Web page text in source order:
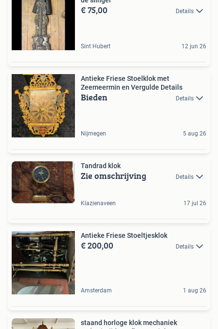
€ 75,00 Details
Sint Hubert 12 jun 26
Antieke Friese Stoelklok met
Zeemeermin en Vergulde Details
Bieden Details
Nijmegen 5 aug 26
Tandrad klok
Zie omschrijving Details
Klazienaveen 17 jul 26
Antieke Friese Stoeltjesklok
€ 200,00 Details
Amsterdam 1 aug 26
staand horloge klok mechaniek